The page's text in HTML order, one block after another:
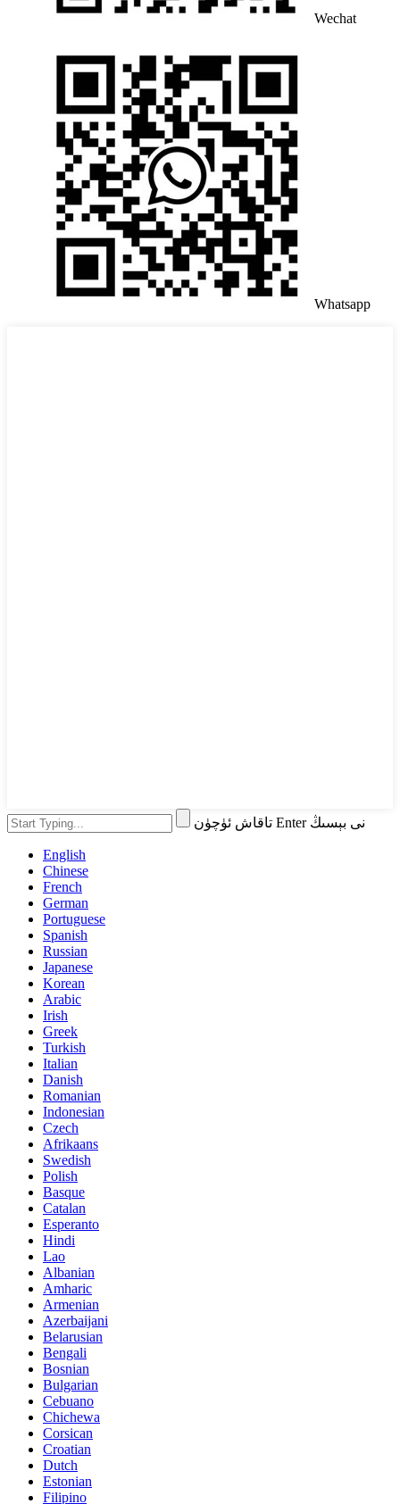
Wechat
Whatsapp
تاقاش ئۈچۈن Enter نى بېسىڭ
English
Chinese
French
German
Portuguese
Spanish
Russian
Japanese
Korean
Arabic
Irish
Greek
Turkish
Italian
Danish
Romanian
Indonesian
Czech
Afrikaans
Swedish
Polish
Basque
Catalan
Esperanto
Hindi
Lao
Albanian
Amharic
Armenian
Azerbaijani
Belarusian
Bengali
Bosnian
Bulgarian
Cebuano
Chichewa
Corsican
Croatian
Dutch
Estonian
Filipino